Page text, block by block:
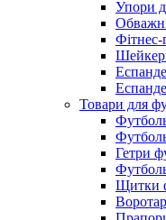
Упори
Товари для
Гетри
Щитки